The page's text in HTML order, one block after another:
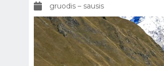
gruodis – sausis